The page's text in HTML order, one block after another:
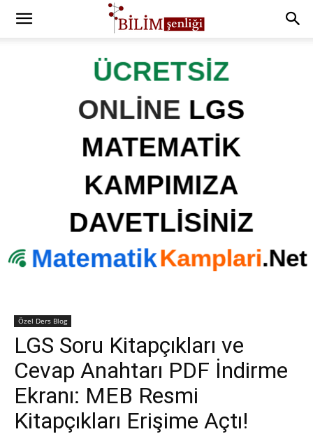
Özel Ders Blog
LGS Soru Kitapçıkları ve
Cevap Anahtarı PDF İndirme
Ekranı: MEB Resmi
Kitapçıkları Erişime Açtı!